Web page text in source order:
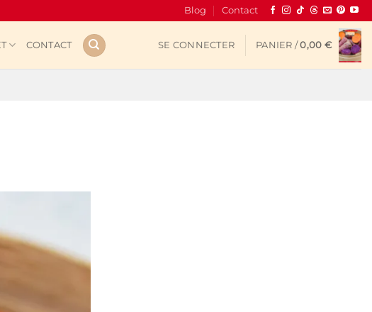
Blog Contact
CONTACT SE CONNECTER PANIER /0,00 €